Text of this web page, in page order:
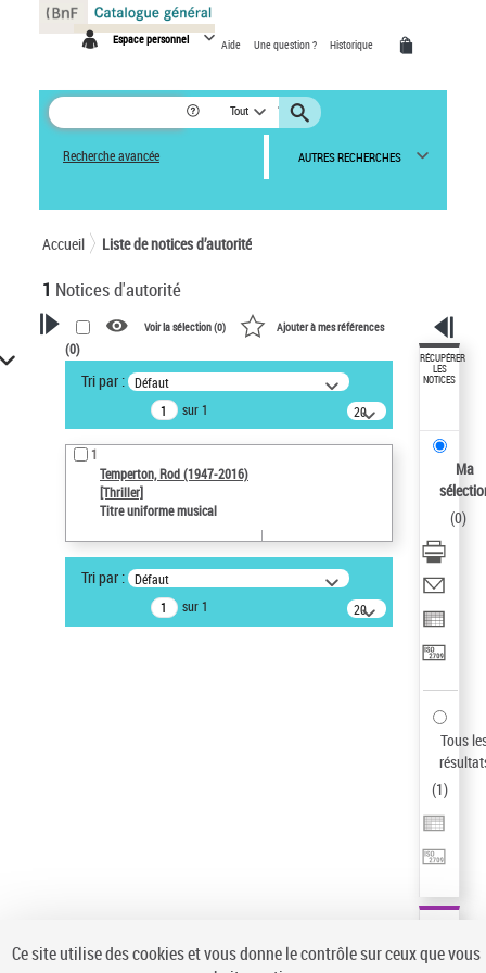
Espace personnel Aide Une question ? Historique
Tout
Recherche avancée AUTRES RECHERCHES
Accueil Liste de notices d’autorité
1 Notices d'autorité
VOTRE RECHERCHE
Recherche avancée dans les
notices d’autorité
Œuvres liées à l'auteur :
Temperton, Rod (1947-2016)
Auteur d’œuvre
Type de notice d'autorité
Œuvre
Statut de la notice d’autorité
Voir la sélection (0) Ajouter à mes références
(0)
Tri par : Défaut
sur 1
20
résultats/page
1
Temperton, Rod (1947-2016)
[Thriller]
Titre uniforme musical
Tri par : Défaut
sur 1
20
résultats/page
RÉCUPÉRER
LES
NOTICES
Ma
(0)
Tous
(1)
Panneau de gestion des cookies
Ce site utilise des cookies et vous donne le contrôle sur ceux que vous